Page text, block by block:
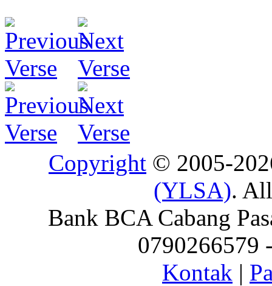
Copyright © 2005-
(YLSA).
Bank BCA Cabang
0790266579
Kontak |